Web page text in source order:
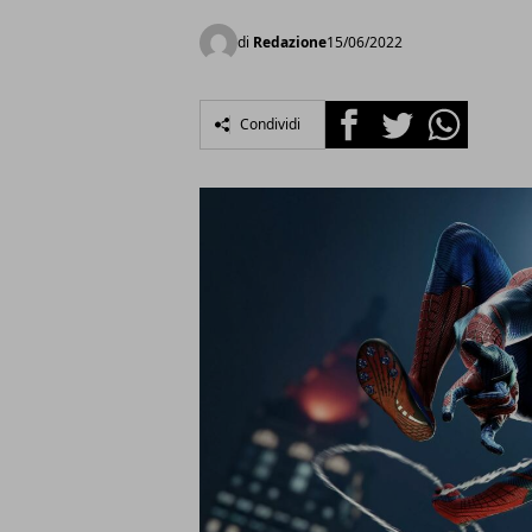
di Redazione15/06/2022
Condividi FacebookTwitterWhatsapp